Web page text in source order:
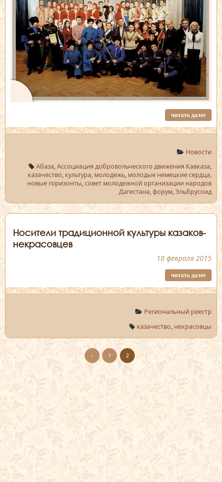
читать далее
Новости
Абаза,Ассоциация добровольческого движения Кавказа,
казачество, культура, молодежь, молодые немецкие сердца,
новые горизонты,совет молодежной организации народов
Дагестана,форум,Эльбрусоид
Носители традиционной культуры казаков-
некрасовцев
10 февраля 2015
читать далее
Региональный реестр
казачество, некрасовцы
‹ 1 2